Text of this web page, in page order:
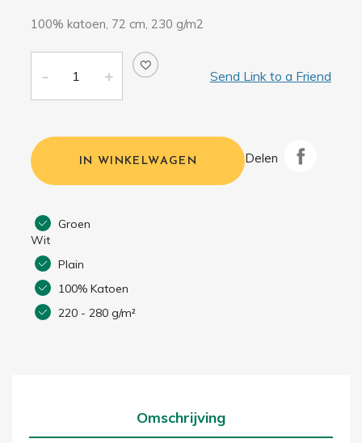
100% katoen, 72 cm, 230 g/m2
Send Link to a Friend
IN WINKELWAGEN Delen
Groen
Wit
Plain
100% Katoen
220 - 280 g/m²
Omschrijving